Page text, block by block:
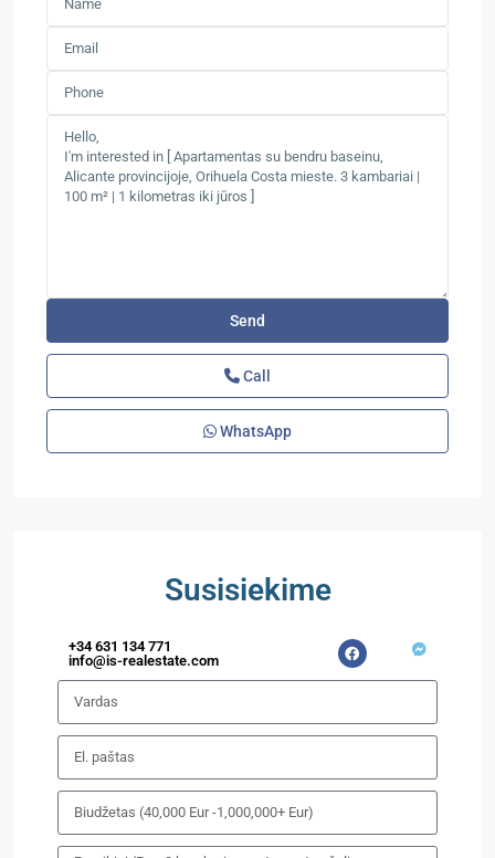
Call
WhatsApp
Susisiekime
+34 631 134 771
info@is-realestate.com